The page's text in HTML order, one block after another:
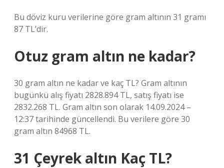
Bu döviz kuru verilerine göre gram altının 31 gramı
87 TL’dir.
Otuz gram altın ne kadar?
30 gram altın ne kadar ve kaç TL? Gram altının
bugünkü alış fiyatı 2828.894 TL, satış fiyatı ise
2832.268 TL. Gram altın son olarak 14.09.2024 –
12:37 tarihinde güncellendi. Bu verilere göre 30
gram altın 84968 TL.
31 Çeyrek altın Kaç TL?